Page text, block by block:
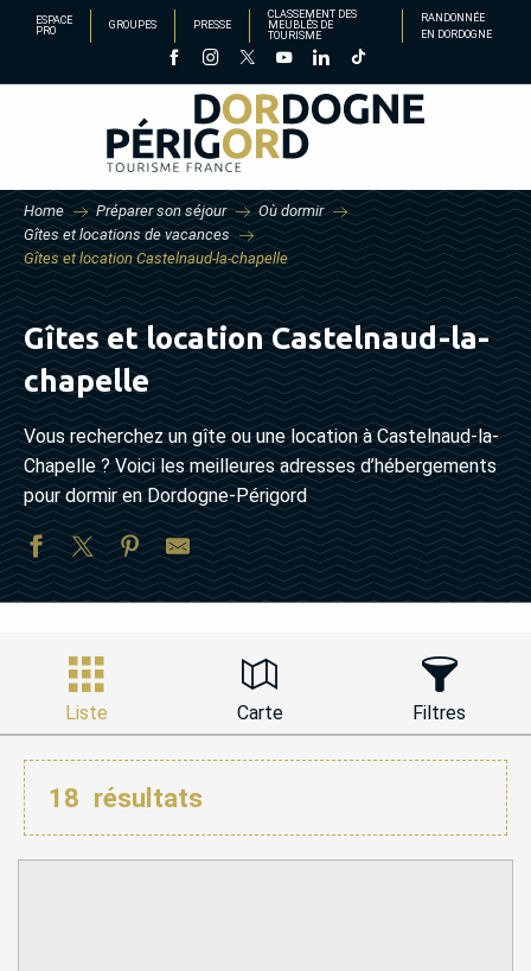
AllerESPACE
PRO
GROUPES PRESSE
CLASSEMENT DES
MEUBLÉS DE
TOURISME
RANDONNÉE
EN DORDOGNE
Home Préparer son séjour
Où dormir
Gîtes et locations de vacances
Gîtes et location Castelnaud-la-chapelle
Gîtes et location Castelnaud-la-
chapelle
Vous recherchez un gîte ou une location à Castelnaud-la-
Chapelle ? Voici les meilleures adresses d’hébergements
pour dormir en Dordogne-Périgord
Liste Carte Filtres
18 résultats